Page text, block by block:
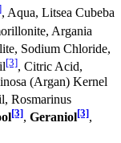
, Aqua, Litsea Cubeba
Argania
Sodium Chloride,
[3], Citric Acid,
(Argan) Kernel
Rosmarinus
[3], Geraniol[3],